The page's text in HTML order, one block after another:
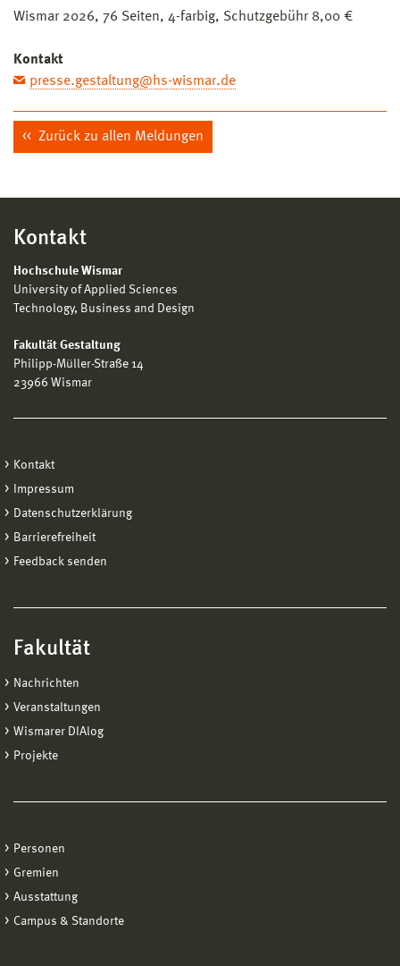
Wismar 2026, 76 Seiten, 4-farbig, Schutzgebühr 8,00 €
Kontakt
presse.gestaltung@hs-wismar.de
Zurück zu allen Meldungen
Kontakt
Hochschule Wismar
University of Applied Sciences
Technology, Business and Design
Fakultät Gestaltung
Philipp-Müller-Straße 14
23966 Wismar
Kontakt
Impressum
Datenschutzerklärung
Barrierefreiheit
Feedback senden
Fakultät
Nachrichten
Veranstaltungen
Wismarer DIAlog
Projekte
Personen
Gremien
Ausstattung
Campus & Standorte